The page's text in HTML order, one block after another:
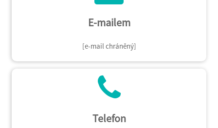
E-mailem
[e-mail chráněný]
Telefon